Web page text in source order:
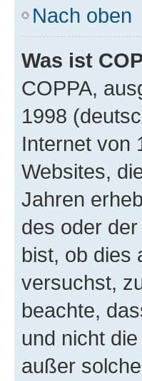
Nach oben
Was ist
COPPA,
1998
Internet von
Websites,
Jahren
des oder
bist, ob dies
versuchst,
beachte,
und nicht
außer